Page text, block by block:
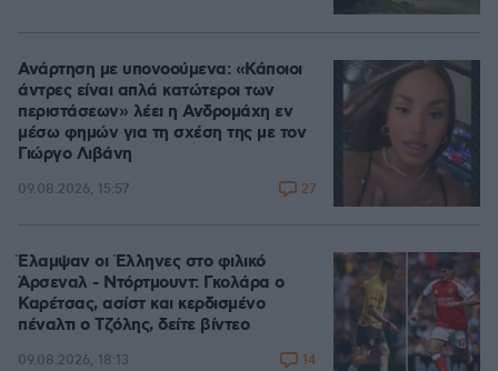
Ανάρτηση με υπονοούμενα: «Κάποιοι
άντρες είναι απλά κατώτεροι των
περιστάσεων» λέει η Ανδρομάχη εν
μέσω φημών για τη σχέση της με τον
Γιώργο Λιβάνη
09.08.2026, 15:57 27
Έλαμψαν οι Έλληνες στο φιλικό
Άρσεναλ - Ντόρτμουντ: Γκολάρα ο
Καρέτσας, ασίστ και κερδισμένο
πέναλτι ο Τζόλης, δείτε βίντεο
09.08.2026, 18:13 14